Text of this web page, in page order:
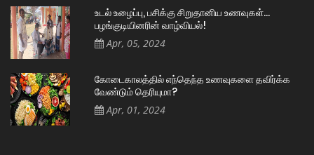
உடல் உழைப்பு, பசிக்கு சிறுதானிய உணவுகள்…
பழங்குடியினரின் வாழ்வியல்!
Apr, 05, 2024
கோடைகாலத்தில் எந்தெந்த உணவுகளை தவிர்க்க
வேண்டும் தெரியுமா?
Apr, 01, 2024